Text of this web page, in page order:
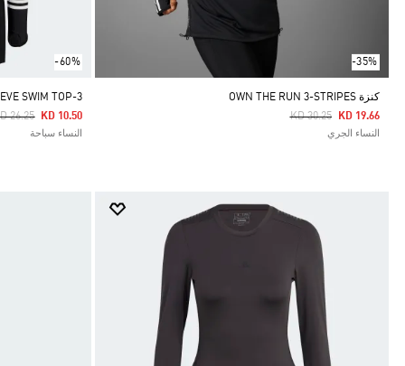
-35%
كنزة OWN THE RUN 3-STRIPES
Price Reduced From
KD 30.25ToKD 19.66
النساء الجري
-60%
3-STRIPES LONG SLEEVE SWIM TOP
Reduced From
26.25ToKD 10.50
النساء سباحة